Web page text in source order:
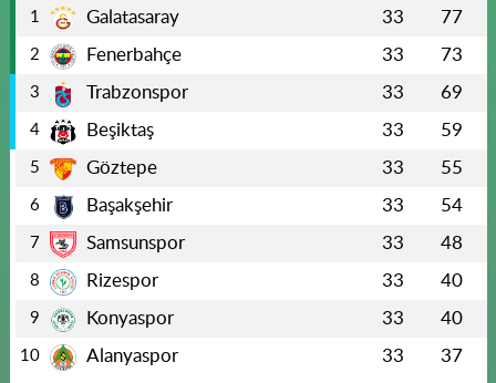
1 Galatasaray 33 77
2 Fenerbahçe 33 73
3 Trabzonspor 33 69
4 Beşiktaş 33 59
5 Göztepe 33 55
6 Başakşehir 33 54
7 Samsunspor 33 48
8 Rizespor 33 40
9 Konyaspor 33 40
10 Alanyaspor 33 37